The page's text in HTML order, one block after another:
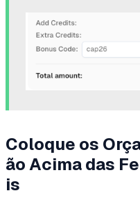
Coloque os
ão Acima das
is